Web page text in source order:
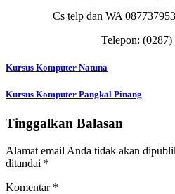
Cs telp dan WA
Telepon: (0287)
Navigasi
pos
Kursus Komputer Natuna
Kursus Komputer Pangkal Pinang
Tinggalkan Balasan
Alamat email Anda tidak akan
ditandai *
Komentar *